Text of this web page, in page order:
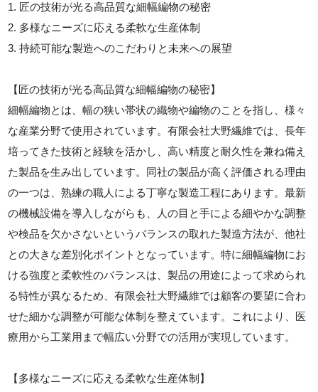
1. 匠の技術が光る高品質な細幅編物の秘密
2. 多様なニーズに応える柔軟な生産体制
3. 持続可能な製造へのこだわりと未来への展望
【匠の技術が光る高品質な細幅編物の秘密】
細幅編物とは、幅の狭い帯状の織物や編物のことを指し、様々
な産業分野で使用されています。有限会社大野繊維では、長年
培ってきた技術と経験を活かし、高い精度と耐久性を兼ね備え
た製品を生み出しています。同社の製品が高く評価される理由
の一つは、熟練の職人による丁寧な製造工程にあります。最新
の機械設備を導入しながらも、人の目と手による細やかな調整
や検品を欠かさないというバランスの取れた製造方法が、他社
との大きな差別化ポイントとなっています。特に細幅編物にお
ける強度と柔軟性のバランスは、製品の用途によって求められ
る特性が異なるため、有限会社大野繊維では顧客の要望に合わ
せた細かな調整が可能な体制を整えています。これにより、医
療用から工業用まで幅広い分野での活用が実現しています。
【多様なニーズに応える柔軟な生産体制】